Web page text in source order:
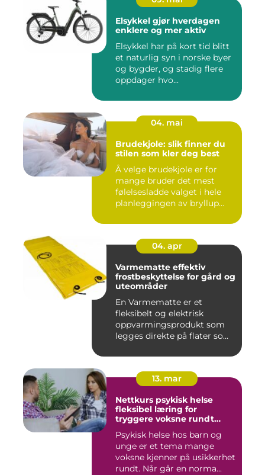
Elsykkel gjør hverdagen
enklere og mer aktiv
Elsykkel har på kort tid blitt
et naturlig syn i norske byer
og bygder, og stadig flere
oppdager hvo...
04. mai
Brudekjole: slik finner du
stilen som kler deg best
Å velge brudekjole er for
mange bruder det mest
følelsesladde valget i hele
planleggingen av bryllup...
04. apr
Varmematte effektiv
frostbeskyttelse for gård og
uteområder
En Varmematte er et
fleksibelt og elektrisk
oppvarmingsprodukt som
legges direkte på flater som
13. mar
Nettkurs psykisk helse
fleksibel læring for
tryggere voksne rundt
Psykisk helse hos barn og
unge er et tema mange
voksne kjenner på usikkerhet
rundt. Når går en norma...